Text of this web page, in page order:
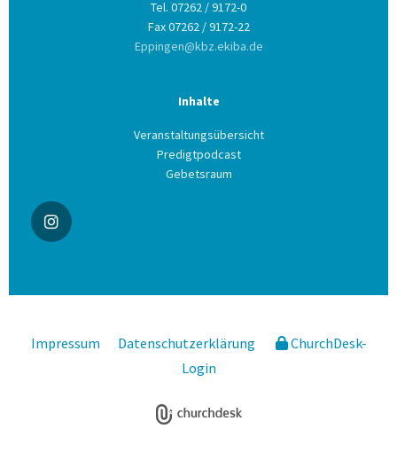
Tel. 07262 / 9172-0
Fax 07262 / 9172-22
Eppingen@kbz.ekiba.de
Inhalte
Veranstaltungsübersicht
Predigtpodcast
Gebetsraum
Impressum Datenschutzerklärung
ChurchDesk-
Login